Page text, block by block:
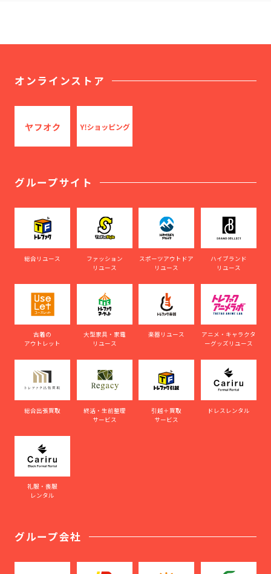
オンラインストア
グループサイト
総合リユース
ファッション
リユース
スポーツアウトドア
リユース
ハイブランド
リユース
古着の
アウトレット
大型家具・家電
リユース
楽器リユース
アニメ・キャラクタ
ーグッズリユース
総合出張買取
終活・生前整理
サービス
引越＋買取
サービス
ドレスレンタル
礼服・喪服
レンタル
グループ会社